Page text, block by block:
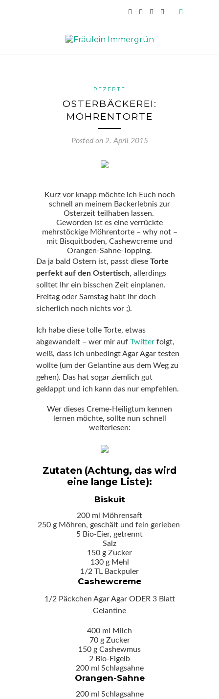
REZEPTE
OSTERBÄCKEREI:
MÖHRENTORTE
Posted on 2. April 2015
Kurz vor knapp möchte ich Euch noch
schnell an meinem Backerlebnis zur
Osterzeit teilhaben lassen.
Geworden ist es eine verrückte
mehrstöckige Möhrentorte – why not –
mit Bisquitboden, Cashewcreme und
Orangen-Sahne-Topping.
Da ja bald Ostern ist, passt diese Torte
perfekt auf den Ostertisch, allerdings
solltet Ihr ein bisschen Zeit einplanen.
Freitag oder Samstag habt Ihr doch
sicherlich noch nichts vor ;).
Ich habe diese tolle Torte, etwas
abgewandelt – wer mir auf Twitter folgt,
weiß, dass ich unbedingt Agar Agar testen
wollte (um der Gelantine aus dem Weg zu
gehen). Das hat sogar ziemlich gut
geklappt und ich kann das nur empfehlen.
Wer dieses Creme-Heiligtum kennen
lernen möchte, sollte nun schnell
weiterlesen:
Zutaten (Achtung, das wird
eine lange Liste):
Biskuit
200 ml Möhrensaft
250 g Möhren, geschält und fein gerieben
5 Bio-Eier, getrennt
Salz
150 g Zucker
130 g Mehl
1/2 TL Backpuler
Cashewcreme
1/2 Päckchen Agar Agar ODER 3 Blatt
Gelantine
400 ml Milch
70 g Zucker
150 g Cashewmus
2 Bio-Eigelb
200 ml Schlagsahne
Orangen-Sahne
200 ml Schlagsahne